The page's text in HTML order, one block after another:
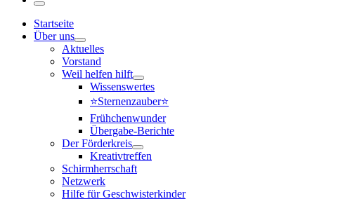
Menü
Startseite
Über uns
Aktuelles
Vorstand
Weil helfen hilft
Wissenswertes
⭐Sternenzauber⭐
Frühchenwunder
Übergabe-Berichte
Der Förderkreis
Kreativtreffen
Schirmherrschaft
Netzwerk
Hilfe für Geschwisterkinder